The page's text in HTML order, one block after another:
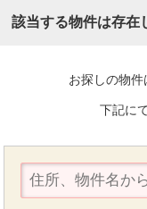
該当する物件は存在
お探しの物件
下記に